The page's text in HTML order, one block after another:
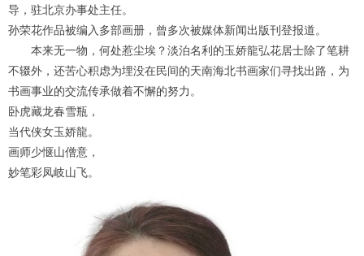
导，驻北京办事处主任。
孙荣花作品被编入多部画册，曾多次被媒体新闻出版刊登报道。
本来无一物，何处惹尘埃？淡泊名利的玉娇龍弘花居士除了笔耕
不辍外，还苦心积虑为埋没在民间的天南海北书画家们寻找出路，为
书画事业的交流传承做着不懈的努力。
卧虎藏龙春雪瓶，
当代侠女玉娇龍。
画师少惬山僧意，
妙笔彩凤岐山飞。